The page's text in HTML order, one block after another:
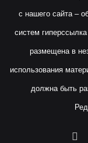
с нашего сайта –
систем
размещена в
использования
должна быть